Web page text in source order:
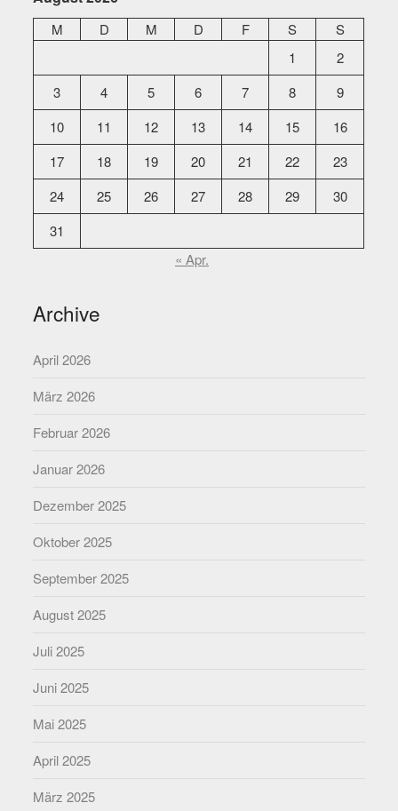
M D M D F S
S
1
2
3
4 5 6 7 8
9
10
11 12 13 14 15
16
17
18 19 20 21 22
23
24
25 26 27 28 29
30
31
« Apr.
Archive
April 2026
März 2026
Februar 2026
Januar 2026
Dezember 2025
Oktober 2025
September 2025
August 2025
Juli 2025
Juni 2025
Mai 2025
April 2025
März 2025